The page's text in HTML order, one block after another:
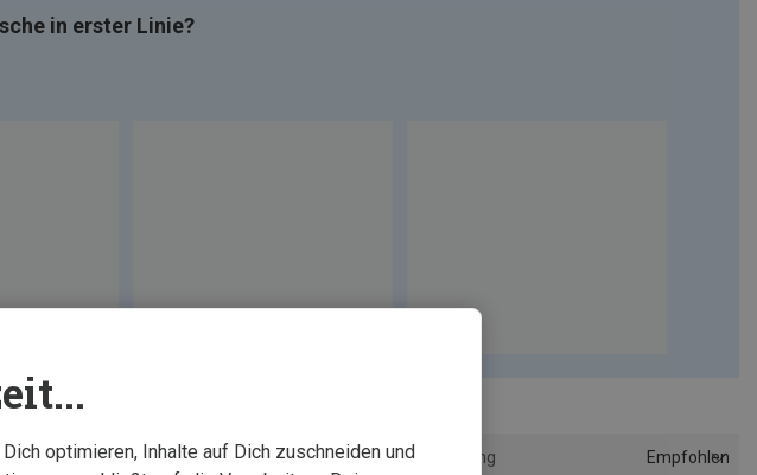
in erster Linie?
Sortierung Empfohlen
optimieren, Inhalte auf Dich zuschneiden und